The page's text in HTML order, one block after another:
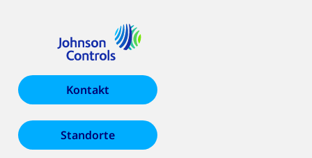
Kontakt
Standorte